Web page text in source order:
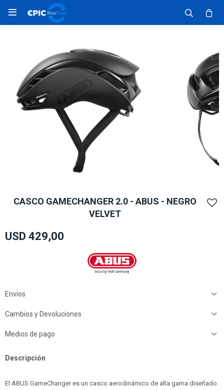

CASCO GAMECHANGER 2.0 - ABUS - NEGRO
VELVET
USD 429,00
Envíos
Cambios y Devoluciones
Medios de pago
Descripción
El ABUS GameChanger es un casco aerodinámico de alta gama diseñado